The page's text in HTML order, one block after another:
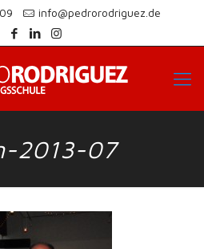
info@pedrorodriguez.de
2013-07